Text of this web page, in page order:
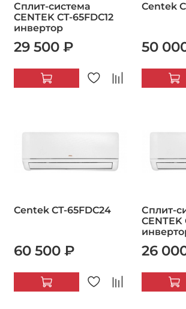
Сплит-система
CENTEK CT-65FDC12
инвертор
29 500 ₽
Centek
50
Centek CT-65FDC24
60 500 ₽
Сплит-
CENTEK
26